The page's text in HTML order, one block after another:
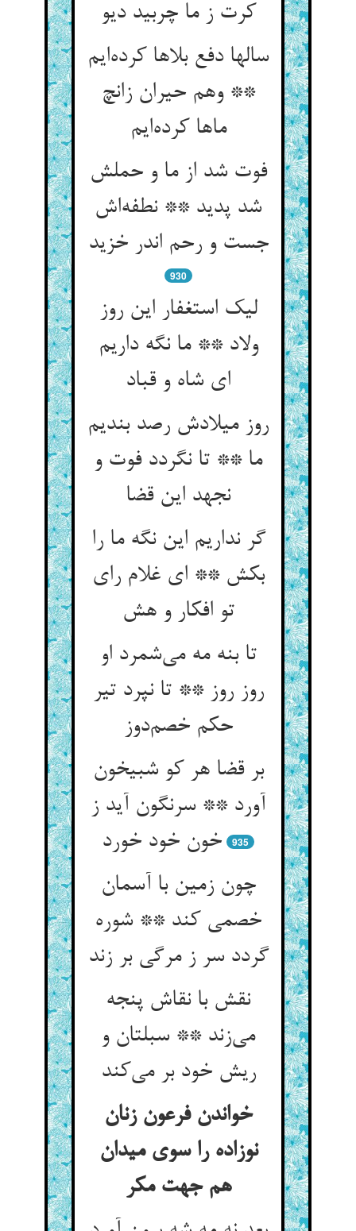
کرت ز ما چربید دیو
سالها دفع بلاها کرده‌ایم
** وهم حیران زانچ
ماها کرده‌ایم
فوت شد از ما و حملش
شد پدید ** نطفه‌اش
جست و رحم اندر خزید
930
لیک استغفار این روز
ولاد ** ما نگه داریم
ای شاه و قباد
روز میلادش رصد بندیم
ما ** تا نگردد فوت و
نجهد این قضا
گر نداریم این نگه ما را
بکش ** ای غلام رای
تو افکار و هش
تا بنه مه می‌شمرد او
روز روز ** تا نپرد تیر
حکم خصم‌دوز
بر قضا هر کو شبیخون
آورد ** سرنگون آید ز
خون خود خورد
935
چون زمین با آسمان
خصمی کند ** شوره
گردد سر ز مرگی بر زند
نقش با نقاش پنجه
می‌زند ** سبلتان و
ریش خود بر می‌کند
خواندن فرعون زنان
نوزاده را سوی میدان
هم جهت مکر